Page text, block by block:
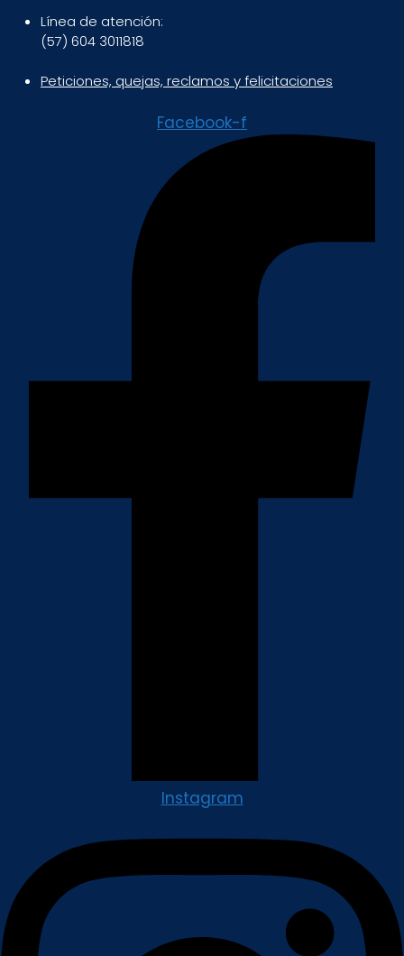
Línea de atención:
(57) 604 3011818
Peticiones, quejas, reclamos y felicitaciones
Facebook-f
Instagram